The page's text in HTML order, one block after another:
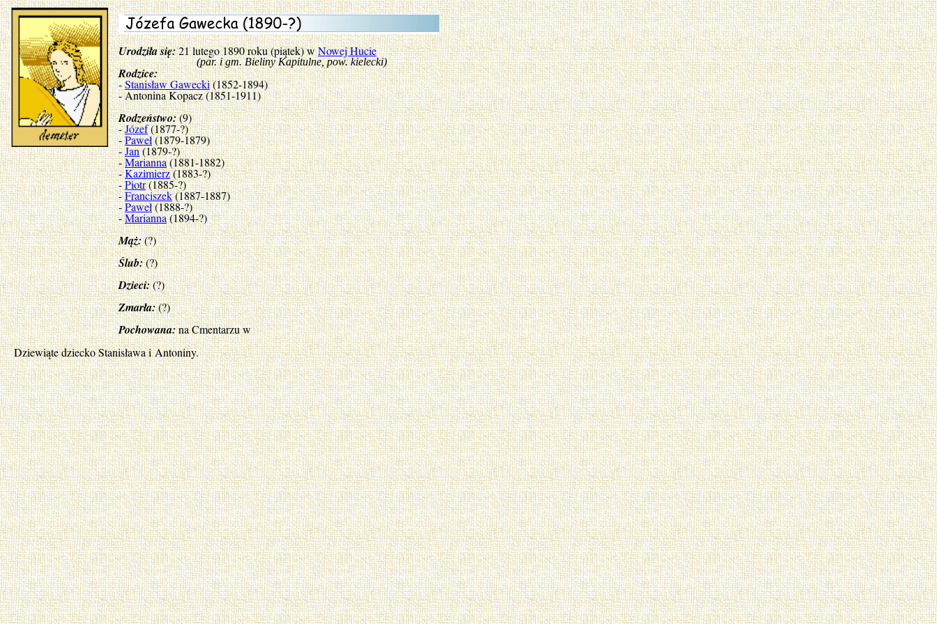
Urodziła się:21 lutego 1890 roku (piątek) wNowej Hucie
(par. i gm. Bieliny Kapitulne, pow. kielecki)
Rodzice:
-Stanisław Gawecki(1852-1894)
- Antonina Kopacz (1851-1911)
Rodzeństwo:(9)
-Józef(1877-?)
-Paweł(1879-1879)
-Jan(1879-?)
-Marianna(1881-1882)
-Kazimierz(1883-?)
-Piotr(1885-?)
-Franciszek(1887-1887)
-Paweł(1888-?)
-Marianna(1894-?)
Mąż:(?)
Ślub:(?)
Dzieci:(?)
Zmarła:(?)
Pochowana:na Cmentarzu w
Dziewiąte dziecko Stanisława i Antoniny.